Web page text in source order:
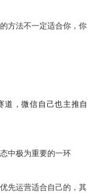
方法不一定适合你，你
，微信自己也主推自
中极为重要的一环
先运营适合自己的，其